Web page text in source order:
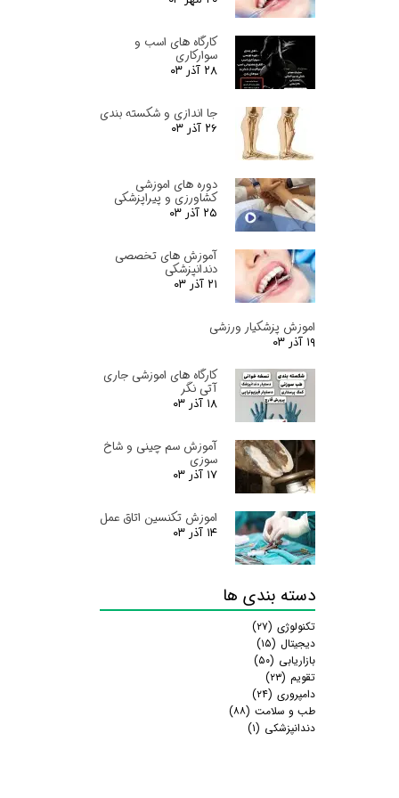
کارگاه های اسب و
سوارکاری
۲۸ آذر ۰۳
جا اندازی و شکسته بندی
۲۶ آذر ۰۳
دوره های اموزشی
کشاورزی و پیراپزشکی
۲۵ آذر ۰۳
آموزش های تخصصی
دندانپزشکی
۲۱ آذر ۰۳
اموزش پزشکیار ورزشی
۱۹ آذر ۰۳
کارگاه های اموزشی جاری
آتی نگر
۱۸ آذر ۰۳
آموزش سم چینی و شاخ
سوزی
۱۷ آذر ۰۳
اموزش تکنسین اتاق عمل
۱۴ آذر ۰۳
دسته بندی ها
تکنولوژی (۲۷)
دیجیتال (۱۵)
بازاریابی (۵۰)
تقویم (۲۳)
دامپروری (۲۴)
طب و سلامت (۸۸)
دندانپزشکی (۱)